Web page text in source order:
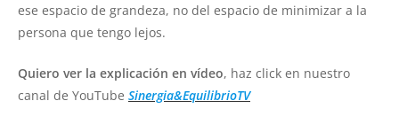
ese espacio de grandeza, no del espacio de minimizar a la
persona que tengo lejos.
Quiero ver la explicación en vídeo, haz click en nuestro
canal de YouTube Sinergia&EquilibrioTV